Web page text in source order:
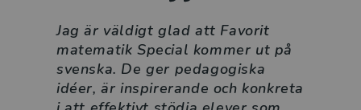
Jag är väldigt glad att Favorit
matematik Special kommer ut på
svenska. De ger pedagogiska
idéer, är inspirerande och konkreta